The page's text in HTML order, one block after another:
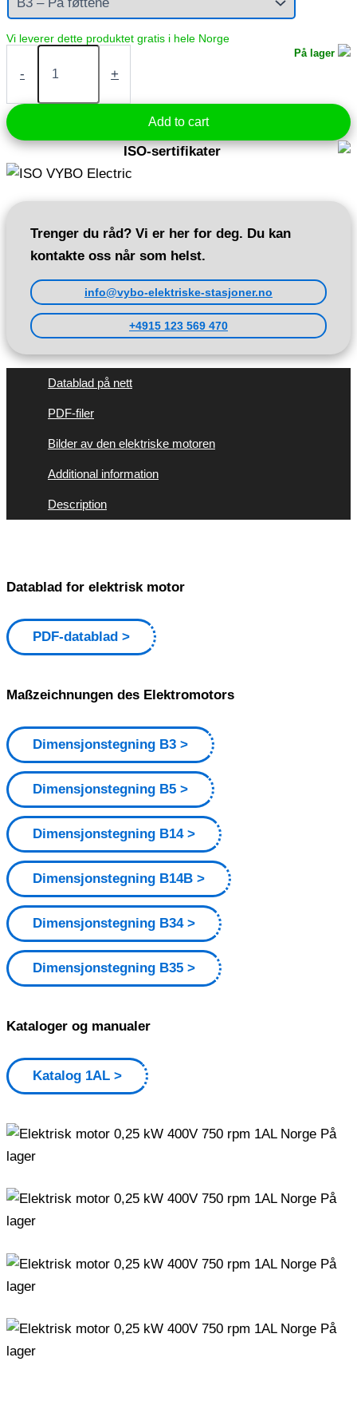
På lager
-
Elektrisk
0,25
kW
400V
645
rpm
(1AL80M2-
8)
+
Add to cart
ISO-sertifikater
Trenger du råd? Vi er her for deg. Du kan
kontakte oss når som helst.
info@vybo-elektriske-stasjoner.no
+4915 123 569 470
Datablad på nett
PDF-filer
Bilder av den elektriske motoren
Additional information
Description
Datablad for elektrisk motor
PDF-datablad
Maßzeichnungen des Elektromotors
Dimensjonstegning B3
Dimensjonstegning B5
Dimensjonstegning B14
Dimensjonstegning B14B
Dimensjonstegning B34
Dimensjonstegning B35
Kataloger og manualer
Katalog 1AL